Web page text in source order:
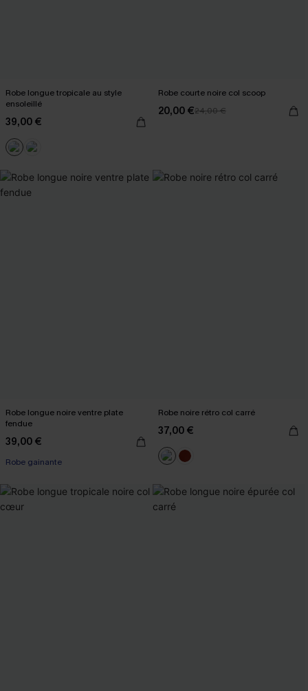
Robe longue tropicale au style
ensoleillé
39,00 €
Robe courte noire col scoop
20,00 €24,00 €
Robe longue noire ventre plate
fendue
39,00 €
Robe gainante
Robe noire rétro col carré
37,00 €